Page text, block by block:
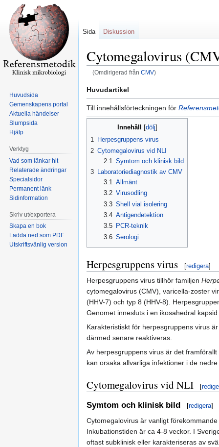
Cytomegalovirus
(Omdirigerad från CMV)
Hoppa
till
navigering
Hoppa
till
sök
Huvudartikel
Till innehållsförteckningen för
Innehåll
1 Herpesgruppens virus
2 Cytomegalovirus vid NLI
2.1
Symtom och klinisk bild
3 Laboratoriediagnostik av CMV
3.1 Allmänt
3.2 Virusodling
3.3 Shell vial isolering
3.4 Antigendetektion
3.5
PCR-teknik
3.6 Serologi
Herpesgruppens virus [redigera]
Herpesgruppens virus tillhör familjen
cytomegalovirus (CMV), varicella-zoster
(HHV-7) och typ 8 (HHV-8).
Genomet innesluts i en ikosahedral
Karakteristiskt för herpesgruppens virus
därmed senare reaktiveras.
Av herpesgruppens virus är det
kan orsaka allvarliga infektioner i de
Cytomegalovirus vid NLI [
Symtom och klinisk bild [redigera]
Cytomegalovirus är vanligt
Inkubationstiden är ca 4-8 veckor. I
oftast subklinisk eller karakteriseras av
Sida Diskussion
Huvudsida
Gemenskapens portal
Aktuella händelser
Slumpsida
Hjälp
Verktyg
Vad som länkar hit
Relaterade ändringar
Specialsidor
Permanent länk
Sidinformation
Skriv ut/exportera
Skapa en bok
Ladda ned som PDF
Utskriftsvänlig version